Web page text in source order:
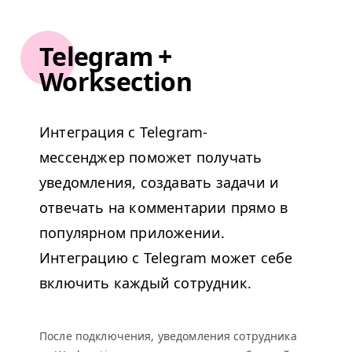
Telegram +
Worksection
Интеграция с Telegram-
мессенджер поможет получать
уведомления, создавать задачи и
отвечать на комментарии прямо в
популярном приложении.
Интеграцию с Telegram может себе
включить каждый сотрудник.
После подключения, уведомления сотрудника